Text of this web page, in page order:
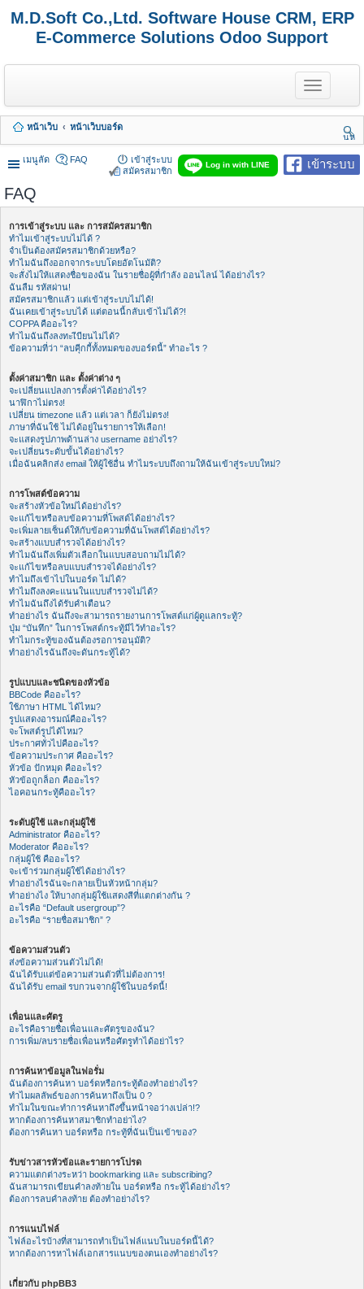
M.D.Soft Co.,Ltd. Software House CRM, ERP
E-Commerce Solutions Odoo Support
T
o
g
e
n
a
g
หน้าเว็บ
หน้าเว็บบอร์ด
นห
า
เมนูลัด
เข้าระบบ
Log in with LINE
FAQ
เข้าสู่ระบบ
สมัครสมาชิก
FAQ
การเข้าสู่ระบบ และ การสมัครสมาชิก
ทำไมเข้าสู่ระบบไม่ได้ ?
จำเป็นต้องสมัครสมาชิกด้วยหรือ?
ทำไมฉันถึงออกจากระบบโดยอัตโนมัติ?
จะสั่งไม่ให้แสดงชื่อของฉัน ในรายชื่อผู้ที่กำลัง ออนไลน์ ได้อย่างไร?
ฉันลืม รหัสผ่าน!
สมัครสมาชิกแล้ว แต่เข้าสู่ระบบไม่ได้!
ฉันเคยเข้าสู่ระบบได้ แต่ตอนนี้กลับเข้าไม่ได้?!
COPPA คืออะไร?
ทำไมฉันถึงลงทะเีบียนไม่ได้?
ข้อความที่ว่า “ลบคุีกกี้ทั้งหมดของบอร์ดนี้” ทำอะไร ?
ตั้งค่าสมาชิก และ ตั้งค่าต่าง ๆ
จะเปลี่ยนแปลงการตั้งค่าได้อย่างไร?
นาฬิกาไม่ตรง!
เปลี่ยน timezone แล้ว แต่เวลา ก็ยังไม่ตรง!
ภาษาที่ฉันใช้ ไม่ได้อยู่ในรายการให้เลือก!
จะแสดงรูปภาพด้านล่าง username อย่างไร?
จะเปลี่ยนระดับขั้นได้อย่างไร?
เมื่อฉันคลิกส่ง email ให้ผู้ใช้อื่น ทำไมระบบถึงถามให้ฉันเข้าสู่ระบบใหม่?
การโพสต์ข้อความ
จะสร้างหัวข้อใหม่ได้อย่างไร?
จะแก้ไขหรือลบข้อความที่โพสต์ได้อย่างไร?
จะเพิ่มลายเซ็นต์ให้กับข้อความที่ฉันโพสต์ได้อย่างไร?
จะสร้างแบบสำรวจได้อย่างไร?
ทำไมฉันถึงเพิ่มตัวเลือกในแบบสอบถามไม่ได้?
จะแก้ไขหรือลบแบบสำรวจได้อย่างไร?
ทำไมถึงเข้าไปในบอร์ด ไม่ได้?
ทำไมถึงลงคะแนนในแบบสำรวจไม่ได้?
ทำไมฉันถึงได้รับคำเตือน?
ทำอย่างไร ฉันถึงจะสามารถรายงานการโพสต์แก่ผู้ดูแลกระทู้?
ปุ่ม “บันทึก” ในการโพสต์กระทู้มีไว้ทำอะไร?
ทำไมกระทู้ของฉันต้องรอการอนุมัติ?
ทำอย่างไรฉันถึงจะดันกระทู้ได้?
รูปแบบและชนิดของหัวข้อ
BBCode คืออะไร?
ใช้ภาษา HTML ได้ไหม?
รูปแสดงอารมณ์คืออะไร?
จะโพสต์รูปได้ไหม?
ประกาศทั่วไปคืออะไร?
ข้อความประกาศ คืออะไร?
หัวข้อ ปักหมุด คืออะไร?
หัวข้อถูกล็อก คืออะไร?
ไอคอนกระทู้คืออะไร?
ระดับผู้ใช้ และกลุ่มผู้ใช้
Administrator คืออะไร?
Moderator คืออะไร?
กลุ่มผู้ใช้ คืออะไร?
จะเข้าร่วมกลุ่มผู้ใช้ได้อย่างไร?
ทำอย่างไรฉันจะกลายเป็นหัวหน้ากลุ่ม?
ทำอย่างไง ให้บางกลุ่มผู้ใช้แสดงสีที่แตกต่างกัน ?
อะไรคือ “Default usergroup”?
อะไรคือ “รายชื่อสมาชิก” ?
ข้อความส่วนตัว
ส่งข้อความส่วนตัวไม่ได้!
ฉันได้รับแต่ข้อความส่วนตัวที่ไม่ต้องการ!
ฉันได้รับ email รบกวนจากผู้ใช้ในบอร์ดนี้!
เพื่อนและศัตรู
อะไรคือรายชื่อเพื่อนและศัตรูของฉัน?
การเพิ่ม/ลบรายชื่อเพื่อนหรือศัตรูทำได้อย่าไร?
การค้นหาข้อมูลในฟอรั่ม
ฉันต้องการค้นหา บอร์ดหรือกระทู้ต้องทำอย่างไร?
ทำไมผลลัพธ์ของการค้นหาถึงเป็น 0 ?
ทำไมในขณะทำการค้นหาถึงขึ้นหน้าจอว่างเปล่า!?
หากต้องการค้นหาสมาชิกทำอย่าไง?
ต้องการค้นหา บอร์ดหรือ กระทู้ที่ฉันเป็นเข้าของ?
รับข่าวสารหัวข้อและรายการโปรด
ความแตกต่างระหว่า bookmarking และ subscribing?
ฉันสามารถเขียนคำลงท้ายใน บอร์ดหรือ กระทู้ได้อย่างไร?
ต้องการลบคำลงท้าย ต้องทำอย่างไร?
การแนบไฟล์
ไฟล์อะไรบ้างที่สามารถทำเป็นไฟล์แนบในบอร์ดนี้ได้?
หากต้องการหาไฟล์เอกสารแนบของตนเองทำอย่างไร?
เกี่ยวกับ phpBB3